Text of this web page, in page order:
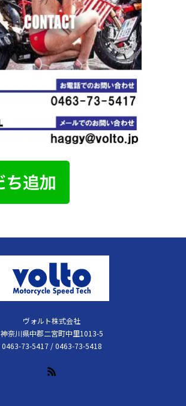
ヴォルト株式会社
神奈川県中郡二宮町中里1013-5
0463-73-5417 / 0463-73-5418